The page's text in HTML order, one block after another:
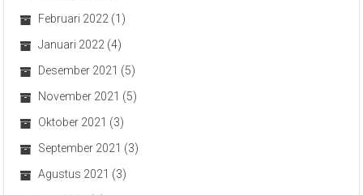
Februari 2022 (1)
Januari 2022 (4)
Desember 2021 (5)
November 2021 (5)
Oktober 2021 (3)
September 2021 (3)
Agustus 2021 (3)